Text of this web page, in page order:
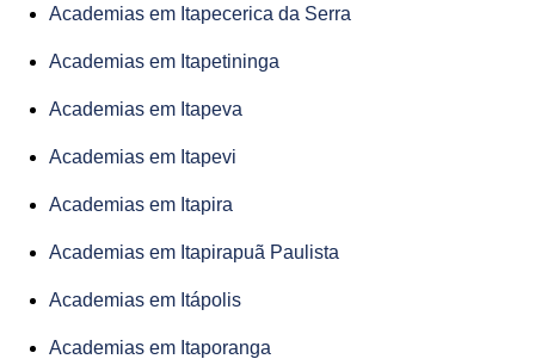
Academias em Itapecerica da Serra
Academias em Itapetininga
Academias em Itapeva
Academias em Itapevi
Academias em Itapira
Academias em Itapirapuã Paulista
Academias em Itápolis
Academias em Itaporanga